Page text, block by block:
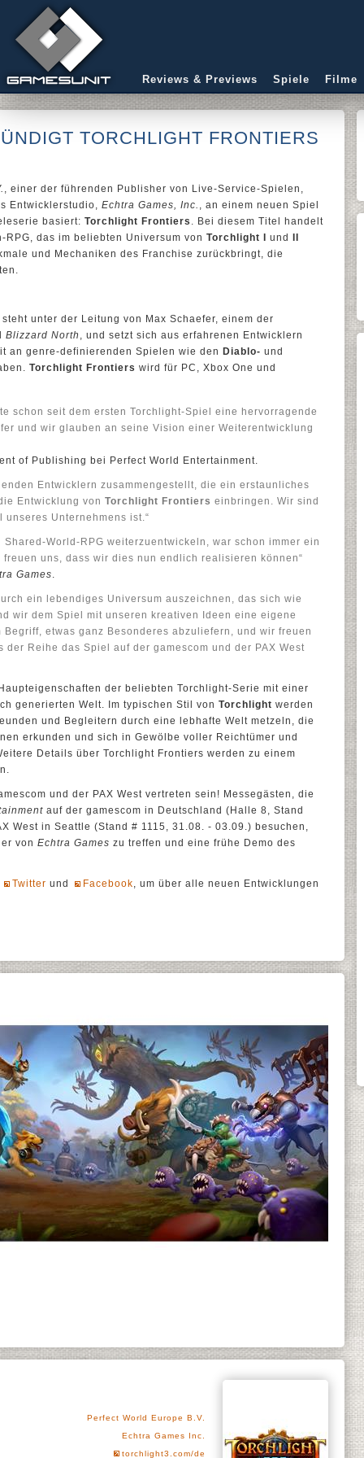
Reviews & Previews Spiele Filme
TORCHLIGHT FRONTIERS
, einer der führenden Publisher von Live-Service-Spielen,
Entwicklerstudio, Echtra Games, Inc. , an einem neuen Spiel
basiert: Torchlight Frontiers . Bei diesem Titel handelt
das im beliebten Universum von Torchlight I und
und Mechaniken des Franchise zurückbringt, die
steht unter der Leitung von Max Schaefer, einem der
Blizzard North , und setzt sich aus erfahrenen Entwicklern
an genre-definierenden Spielen wie den Diablo- und
Torchlight Frontiers wird für PC, Xbox One und
schon seit dem ersten Torchlight-Spiel eine hervorragende
und wir glauben an seine Vision einer Weiterentwicklung
of Publishing bei Perfect World Entertainment.
Entwicklern zusammengestellt, die ein erstaunliches
Entwicklung von Torchlight Frontiers einbringen. Wir sind
unseres Unternehmens ist.“
World-RPG weiterzuentwickeln, war schon immer ein
uns, dass wir dies nun endlich realisieren können“
Games.
ein lebendiges Universum auszeichnen, das sich wie
wir dem Spiel mit unseren kreativen Ideen eine eigene
Begriff, etwas ganz Besonderes abzuliefern, und wir freuen
Reihe das Spiel auf der gamescom und der PAX West
der beliebten Torchlight-Serie mit einer
generierten Welt. Im typischen Stil von Torchlight werden
und Begleitern durch eine lebhafte Welt metzeln, die
erkunden und sich in Gewölbe voller Reichtümer und
Details über Torchlight Frontiers werden zu einem
und der PAX West vertreten sein! Messegästen, die
auf der gamescom in Deutschland (Halle 8, Stand
West in Seattle (Stand # 1115, 31.08. - 03.09.) besuchen,
von Echtra Games zu treffen und eine frühe Demo des
Twitter und Facebook, um über alle neuen Entwicklungen
Perfect World Europe B.V.
Echtra Games Inc.
torchlight3.com/de